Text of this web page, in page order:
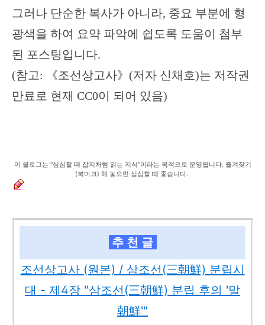
그러나 단순한 복사가 아니라, 중요 부분에 형
광색을 하여 요약 파악에 쉽도록 도움이 첨부
된 포스팅입니다.
(참고: 《조선상고사》(저자 신채호)는 저작권
만료로 현재 CC0이 되어 있음)
이 블로그는 "심심할 때 잡지처럼 읽는 지식"이라는 목적으로 운영됩니다. 즐겨찾기
(북마크) 해 놓으면 심심할 때 좋습니다.
추 천 글
조선상고사 (원본) / 삼조선(三朝鮮) 분립시
대 - 제4장 "삼조선(三朝鮮) 분립 후의 '말
朝鮮'"